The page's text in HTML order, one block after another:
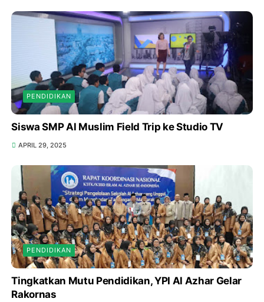
PENDIDIKAN
Siswa SMP Al Muslim Field Trip ke Studio TV
APRIL 29, 2025
PENDIDIKAN
Tingkatkan Mutu Pendidikan, YPI Al Azhar Gelar
Rakornas